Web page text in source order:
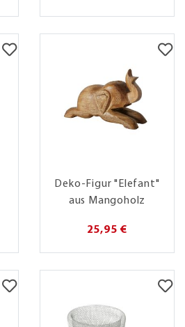
Deko-Figur "Elefant"
aus Mangoholz
25,95 €